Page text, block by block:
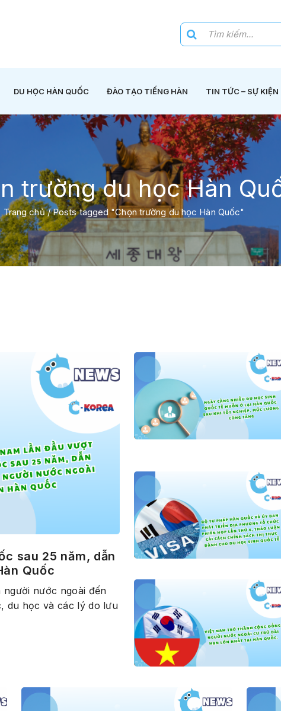
DU HỌC HÀN QUỐC ĐÀO TẠO TIẾNG HÀN TIN TỨC – SỰ KIỆN
trường du học Hàn
Trang chủ/Posts tagged "Chọn trường du học Hàn Quốc"
sau 25 năm, dẫn
Quốc
người nước ngoài đến
du học và các lý do lưu